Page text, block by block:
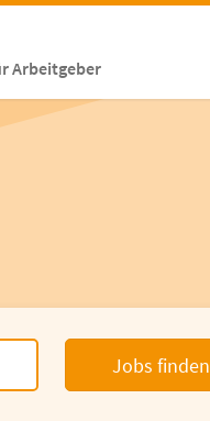
Arbeitgeber
Jobs finden